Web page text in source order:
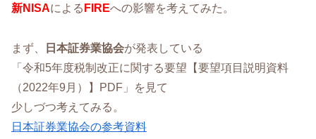
新NISAによる FIREへの影響を考えてみた。
まず、 日本証券業協会が発表している
「令和5年度税制改正に関する要望【要望項目説明資料
（2022年9月）】PDF」を見て
少しづつ考えてみる。
日本証券業協会の参考資料